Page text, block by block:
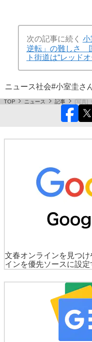
次の記事に続く 小
逆転」の難しさ
ト街道は“レッド
ニュース社会#小室圭さ
TOP ニュース 記事 [写真]
文春オンラインを見つけ
インを優先ソースに設定